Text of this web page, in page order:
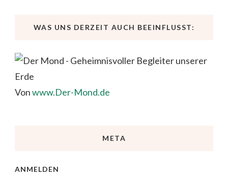
WAS UNS DERZEIT AUCH BEEINFLUSST:
Vonwww.Der-Mond.de
META
ANMELDEN